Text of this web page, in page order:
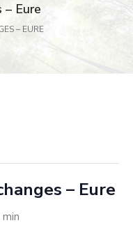
– Eure
– EURE
– Eure